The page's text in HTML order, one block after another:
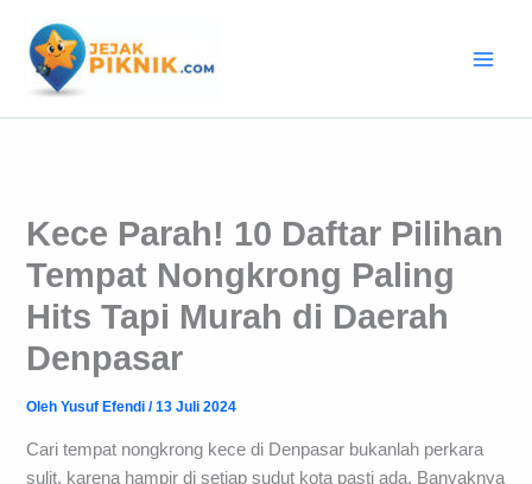
konten
Kece Parah! 10 Daftar Pilihan
Tempat Nongkrong Paling
Hits Tapi Murah di Daerah
Denpasar
OlehYusuf Efendi/13 Juli 2024
Cari tempat nongkrong kece di Denpasar bukanlah perkara
sulit, karena hampir di setiap sudut kota pasti ada. Banyaknya